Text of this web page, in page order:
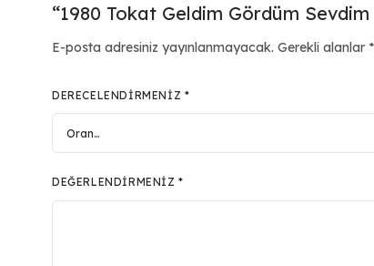
“1980 Tokat Geldim Gördüm
E-posta adresiniz yayınlanmayacak. Gerekli alanlar *
DERECELENDIRMENIZ *
DEĞERLENDIRMENIZ*